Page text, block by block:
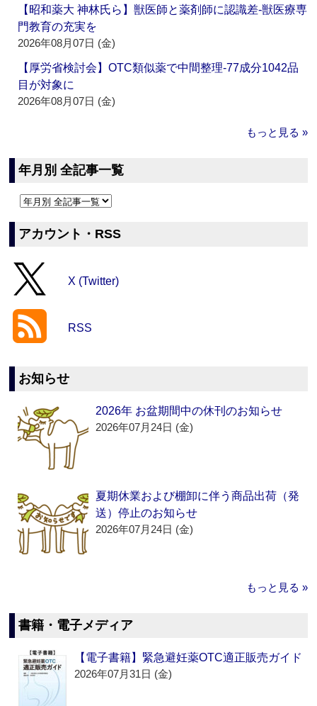
【昭和薬大 神林氏ら】獣医師と薬剤師に認識差‐獣医療専
門教育の充実を
2026年08月07日 (金)
【厚労省検討会】OTC類似薬で中間整理‐77成分1042品
目が対象に
2026年08月07日 (金)
もっと見る »
年月別 全記事一覧
アカウント・RSS
X (Twitter)
RSS
お知らせ
2026年 お盆期間中の休刊のお知らせ
2026年07月24日 (金)
夏期休業および棚卸に伴う商品出荷（発
送）停止のお知らせ
2026年07月24日 (金)
もっと見る »
書籍・電子メディア
【電子書籍】緊急避妊薬OTC適正販売ガイド
2026年07月31日 (金)